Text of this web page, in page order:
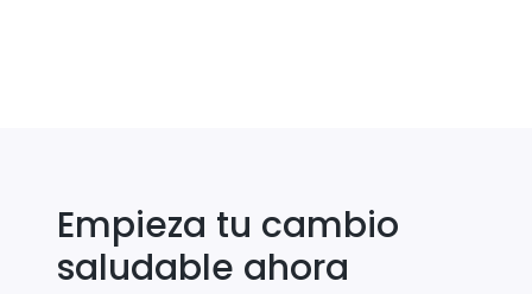
Empieza tu cambio
saludable ahora